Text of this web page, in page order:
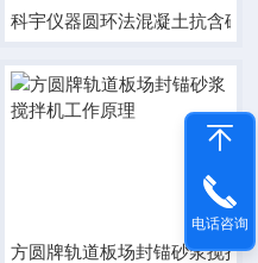
科宇仪器圆环法混凝土抗含砂
装置 性能
方圆牌轨道板场封锚砂浆搅拌
电话咨询